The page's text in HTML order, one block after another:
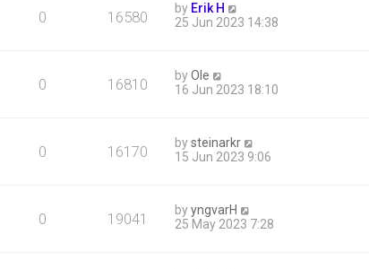
0 16580 by Erik H
25 Jun 2023 14:38
0 16810 byOle
16 Jun 2023 18:10
0 16170 bysteinarkr
15 Jun 2023 9:06
0 19041 byyngvarH
25 May 2023 7:28